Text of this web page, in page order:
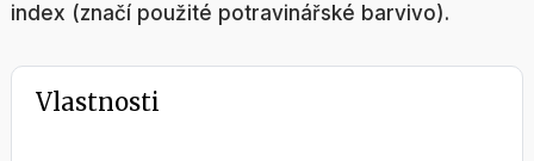
index (značí použité potravinářské barvivo).
Vlastnosti